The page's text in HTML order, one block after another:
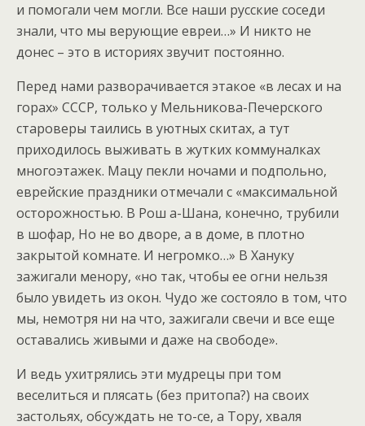
и помогали чем могли. Все наши русские соседи
знали, что мы верующие евреи…» И никто не
донес – это в историях звучит постоянно.
Перед нами разворачивается этакое «в лесах и на
горах» СССР, только у Мельникова-Печерского
староверы таились в уютных скитах, а тут
приходилось выживать в жутких коммуналках
многоэтажек. Мацу пекли ночами и подпольно,
еврейские праздники отмечали с «максимальной
осторожностью. В Рош а-Шана, конечно, трубили
в шофар, Но не во дворе, а в доме, в плотно
закрытой комнате. И негромко…» В Хануку
зажигали менору, «но так, чтобы ее огни нельзя
было увидеть из окон. Чудо же состояло в том, что
мы, немотря ни на что, зажигали свечи и все еще
оставались живыми и даже на свободе».
И ведь ухитрялись эти мудрецы при том
веселиться и плясать (без притопа?) на своих
застольях, обсуждать не то-се, а Тору, хваля